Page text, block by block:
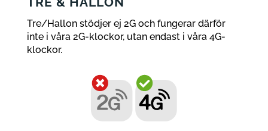
Tre/Hallon stödjer ej 2G och fungerar därför
inte i våra 2G-klockor, utan endast i våra 4G-
klockor.